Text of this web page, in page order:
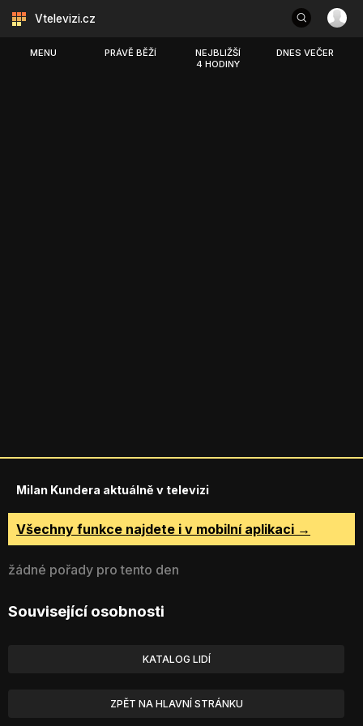
Vtelevizi.cz
MENU PRÁVĚ BĚŽÍ
NEJBLIŽŠÍ
4 HODINY
DNES VEČER
Milan Kundera aktuálně v televizi
Všechny funkce najdete i v mobilní aplikaci →
žádné pořady pro tento den
Související osobnosti
KATALOG LIDÍ
ZPĚT NA HLAVNÍ STRÁNKU